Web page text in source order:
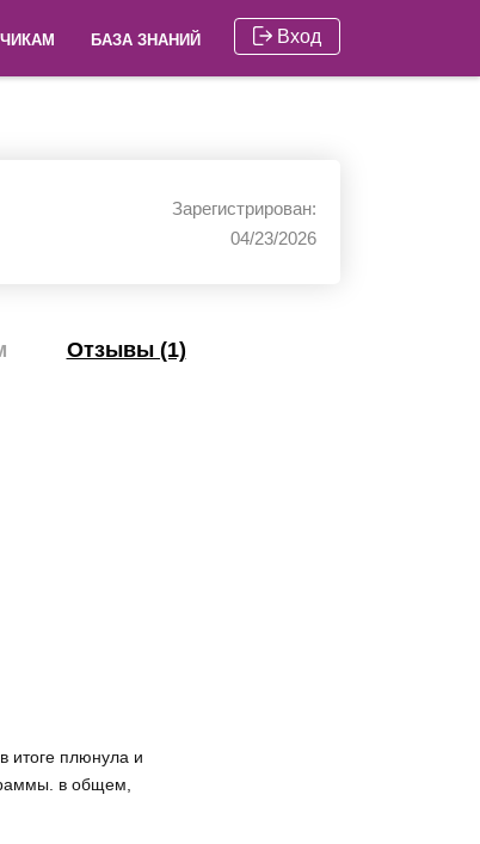
БАЗА ЗНАНИЙ Вход
Зарегистрирован:
04/23/2026
Отзывы (1)
итоге плюнула и
в общем,